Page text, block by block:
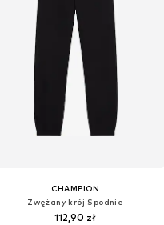
CHAMPION
Zwężany krój Spodnie
112,90 zł